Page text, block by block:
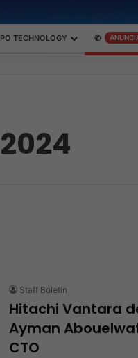
TECHNOLOGY ✆
Staff Boletín
Hitachi Vantara
Ayman
CTO